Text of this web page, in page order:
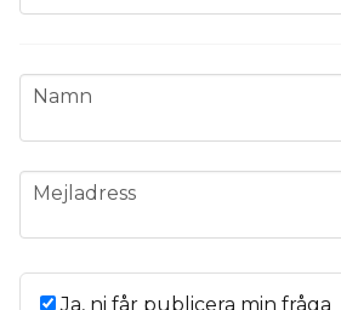
name
Namn
email
Mejladress
Ja, ni får publicera min fråga